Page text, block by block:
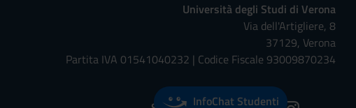
Università degli Studi di Verona
Via dell'Artigliere, 8
37129, Verona
Partita IVA 01541040232 | Codice Fiscale 93009870234
InfoChat Studenti